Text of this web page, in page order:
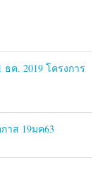
ค. 2019 โครงการ
าส 19มค63